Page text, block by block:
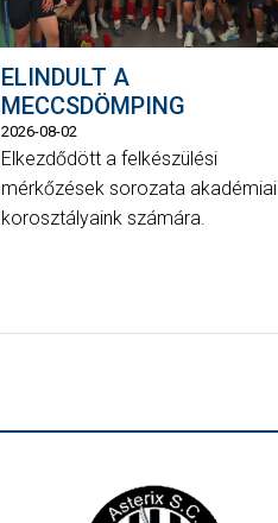
ELINDULT A
MECCSDÖMPING
2026-08-02
Elkezdődött a felkészülési
mérkőzések sorozata akadémiai
korosztályaink számára.